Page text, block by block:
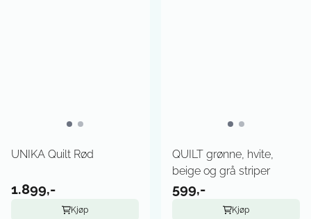
UNIKA Quilt Rød
1.899,-
Kjøp
QUILT grønne, hvite,
beige og grå striper
599,-
Kjøp